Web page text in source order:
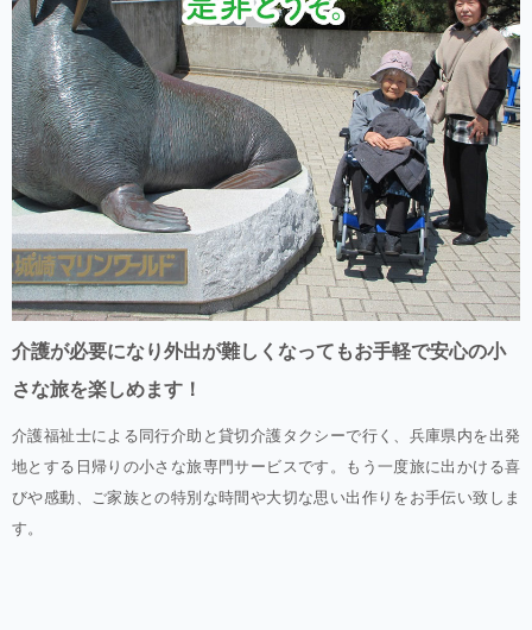
介護が必要になり外出が難しくなってもお手軽で安心の小
さな旅を楽しめます！
介護福祉士による同行介助と貸切介護タクシーで行く、兵庫県内を出発
地とする日帰りの小さな旅専門サービスです。もう一度旅に出かける喜
びや感動、ご家族との特別な時間や大切な思い出作りをお手伝い致しま
す。